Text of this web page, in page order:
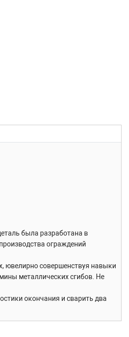
была разработана в
ограждений
ювелирно совершенствуя навыки
металлических сгибов. Не
окончания и сварить два